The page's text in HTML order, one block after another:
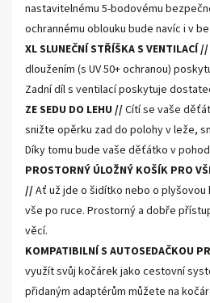
nastavitelnému 5-bodovému
ochrannému oblouku bude navíc i v
XL SLUNEČNÍ STŘÍŠKA S VENTILACÍ //
dloužením (s UV 50+ ochranou)
Zadní díl s ventilací poskytuje
ZE SEDU DO LEHU //Cítí se vaše
snižte opěrku zad do polohy v leže,
Díky tomu bude vaše děťátko v
PROSTORNÝ ÚLOŽNÝ KOŠÍK PRO
//Ať už jde o šidítko nebo o plyšovou
vše po ruce. Prostorný a dobře
věcí.
KOMPATIBILNÍ S AUTOSEDAČKOU
využít svůj kočárek jako cestovní
přidaným adaptérům můžete na